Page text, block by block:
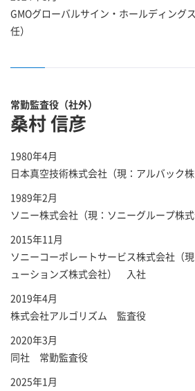
GMOグローバルサイン・ホールディング
任）
常勤監査役（社外）
桑村 信彦
1980年4月
日本真空技術株式会社（現：アルバック
1989年2月
ソニー株式会社（現：ソニーグループ株
2015年11月
ソニーコーポレートサービス株式会社（
ューションズ株式会社） 入社
2019年4月
株式会社アルゴリズム 監査役
2020年3月
同社 常勤監査役
2025年1月